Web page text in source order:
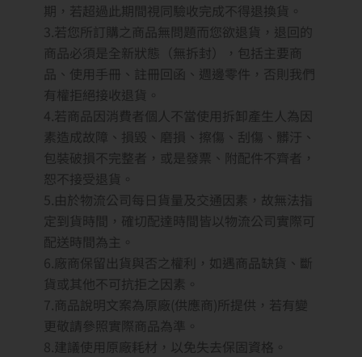
期，若超過此期間視同驗收完成不得退換貨。
3.若您所訂購之商品無問題而您欲退貨，退回的
商品必須是全新狀態（無拆封），包括主要商
品、使用手冊、註冊回函、週邊零件，否則我們
有權拒絕接收退貨。
4.若商品因消費者個人不當使用拆卸產生人為因
素造成故障、損毀、磨損、擦傷、刮傷、髒汙、
包裝破損不完整者，或是發票、附配件不齊者，
恕不接受退貨。
5.由於物流公司每日貨量及交通因素，故無法指
定到貨時間，確切配達時間皆以物流公司實際可
配送時間為主。
6.廠商保留出貨與否之權利，如遇商品缺貨、斷
貨或其他不可抗拒之因素。
7.商品說明文案為原廠(供應商)所提供，若有變
更敬請參照實際商品為準。
8.建議使用原廠耗材，以免失去保固資格。